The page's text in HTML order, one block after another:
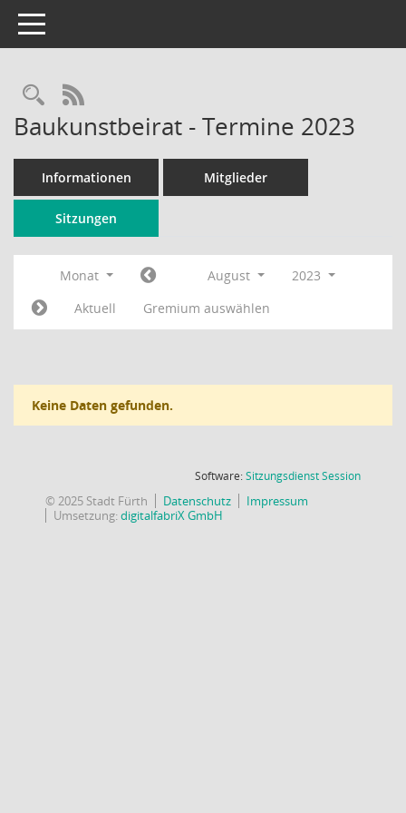
Toggle navigation
Rechercheauswahl
RSS-Feed
Baukunstbeirat - Termine 2023
Informationen Mitglieder
Sitzungen
Monat August
2023
Aktuell
Gremium auswählen
Keine Daten gefunden.
Software:SitzungsdienstSession(Wird in
© 2025 Stadt Fürth Datenschutz
Impressum
Umsetzung:digitalfabriX GmbH